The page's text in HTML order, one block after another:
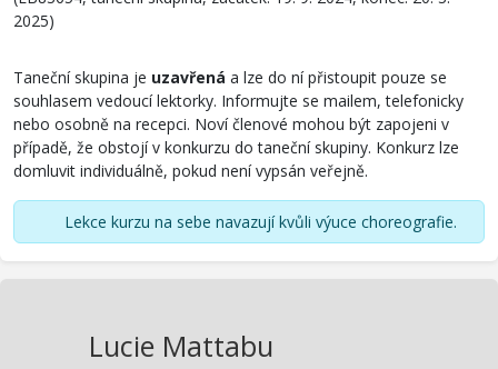
2025)
Taneční skupina je uzavřená a lze do ní přistoupit pouze se
souhlasem vedoucí lektorky. Informujte se mailem, telefonicky
nebo osobně na recepci. Noví členové mohou být zapojeni v
případě, že obstojí v konkurzu do taneční skupiny. Konkurz lze
domluvit individuálně, pokud není vypsán veřejně.
Lekce kurzu na sebe navazují kvůli výuce choreografie.
Lucie Mattabu